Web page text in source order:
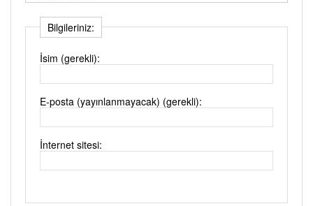
Bilgileriniz:
İsim (gerekli):
E-posta (yayınlanmayacak) (gerekli):
İnternet sitesi: